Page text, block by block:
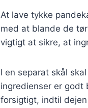
At lave tykke
med at blande de
vigtigt at sikre, at
I en separat skål
ingredienser er
forsigtigt, indtil